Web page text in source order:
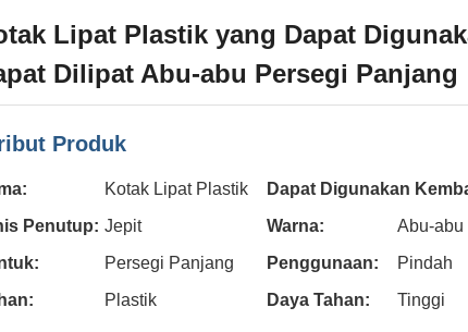
Lipat Plastik yang Dapat
Dilipat Abu-abu Persegi Panjang
Produk
Kotak Lipat Plastik Dapat Digunakan
Penutup: Jepit Warna: Abu-abu
Persegi Panjang Penggunaan: Pindah
Plastik Daya Tahan: Tinggi